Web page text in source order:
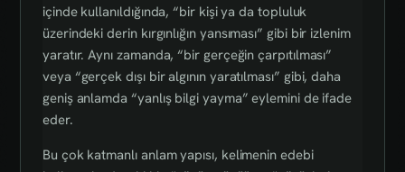
içinde kullanıldığında, “bir kişi ya da topluluk
üzerindeki derin kırgınlığın yansıması” gibi bir izlenim
yaratır. Aynı zamanda, “bir gerçeğin çarpıtılması”
veya “gerçek dışı bir algının yaratılması” gibi, daha
geniş anlamda “yanlış bilgi yayma” eylemini de ifade
eder.
Bu çok katmanlı anlam yapısı, kelimenin edebi